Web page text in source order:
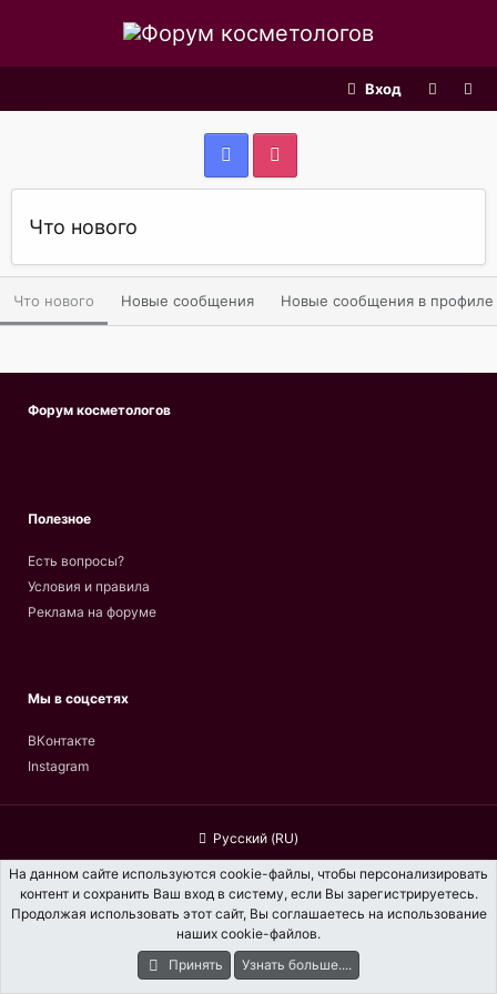
Вход
Что нового
Что нового Новые сообщения Новые сообщения в профиле
Форум косметологов
Полезное
Есть вопросы?
Условия и правила
Реклама на форуме
Мы в соцсетях
ВКонтакте
Instagram
Русский (RU)
Обратная связь
Условия и правила
Политика конфиденциальности
Помощь Главная
S
На данном сайте используются cookie-файлы, чтобы персонализировать
контент и сохранить Ваш вход в систему, если Вы зарегистрируетесь.
Продолжая использовать этот сайт, Вы соглашаетесь на использование
наших cookie-файлов.
Принять
Узнать больше....